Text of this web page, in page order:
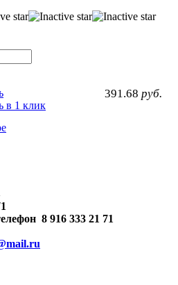
391.68 руб.
в 1 клик
8 916 333 21 71